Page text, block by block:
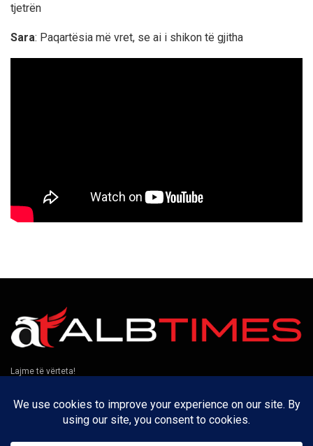
tjetrën
Sara: Paqartësia më vret, se ai i shikon të gjitha
Lajme të vërteta!
Të tjera
Kontakt Puno me ne Privatësia